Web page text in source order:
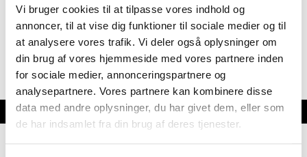
Vi bruger cookies til at tilpasse vores indhold og
annoncer, til at vise dig funktioner til sociale medier og til
at analysere vores trafik. Vi deler også oplysninger om
din brug af vores hjemmeside med vores partnere inden
for sociale medier, annonceringspartnere og
analysepartnere. Vores partnere kan kombinere disse
data med andre oplysninger, du har givet dem, eller som
de har indsamlet fra din brug af deres tjenester.
Fransk soveværelse
Hæve/sænkebord
Rundsiddegruppe
Gulvtæppe
Kassettegardiner
Fluenetsdør
Karrosseri, Chassis & Magasiner